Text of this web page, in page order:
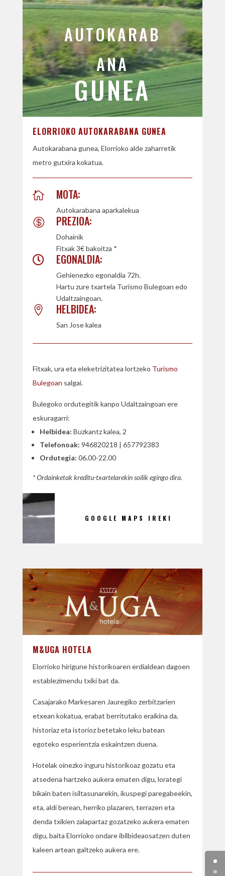
AUTOKARAB
ANA
GUNEA
ELORRIOKO AUTOKARABANA GUNEA
Autokarabana gunea, Elorrioko alde zaharretik
metro gutxira kokatua.
 MOTA:
Autokarabana aparkalekua
 PREZIOA:
Dohainik
Fitxak 3€ bakoitza *
 EGONALDIA:
Gehienezko egonaldia 72h.
Hartu zure txartela Turismo Bulegoan edo
Udaltzaingoan.
 HELBIDEA:
San Jose kalea
Fitxak, ura eta eleketrizitatea lortzeko Turismo
Bulegoan salgai.
Bulegoko ordutegitik kanpo Udaltzaingoan ere
eskuragarri:
Helbidea: Buzkantz kalea, 2
Telefonoak: 946820218 | 657792383
Ordutegia: 06.00-22.00
* Ordainketak kreditu-txartelarekin soilik egingo dira.
GOOGLE MAPS IREKI
M&UGA HOTELA
Elorrioko hirigune historikoaren erdialdean dagoen
establezimendu txiki bat da.
Casajarako Markesaren Jauregiko zerbitzarien
etxean kokatua, erabat berritutako eraikina da,
historiaz eta istorioz betetako leku batean
egoteko esperientzia eskaintzen duena.
Hotelak oinezko inguru historikoaz gozatu eta
atsedena hartzeko aukera ematen digu, lorategi
bikain baten isiltasunarekin, ikuspegi paregabeekin,
eta, aldi berean, herriko plazaren, terrazen eta
denda txikien zalapartaz gozatzeko aukera ematen
digu, baita Elorrioko ondare ibilbideaosatzen duten
kaleen artean galtzeko aukera ere.